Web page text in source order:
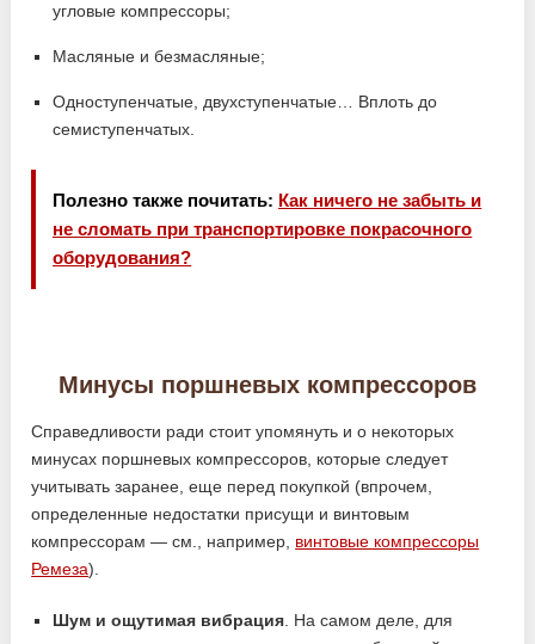
угловые компрессоры;
Масляные и безмасляные;
Одноступенчатые, двухступенчатые… Вплоть до
семиступенчатых.
Полезно также почитать: Как ничего не забыть и
не сломать при транспортировке покрасочного
оборудования?
Минусы поршневых компрессоров
Справедливости ради стоит упомянуть и о некоторых
минусах поршневых компрессоров, которые следует
учитывать заранее, еще перед покупкой (впрочем,
определенные недостатки присущи и винтовым
компрессорам — см., например, винтовые компрессоры
Ремеза).
Шум и ощутимая вибрация . На самом деле, для